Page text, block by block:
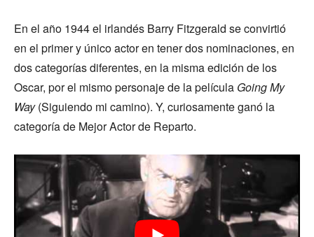
En el año 1944 el irlandés Barry Fitzgerald se convirtió
en el primer y único actor en tener dos nominaciones, en
dos categorías diferentes, en la misma edición de los
Oscar, por el mismo personaje de la película Going My
Way(Siguiendo mi camino). Y, curiosamente ganó la
categoría de Mejor Actor de Reparto.